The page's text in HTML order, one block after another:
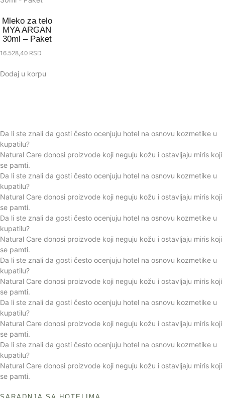
Mleko za telo
MYA ARGAN
30ml – Paket
16.528,40 RSD
Dodaj u korpu
Da li ste znali da gosti često ocenjuju hotel na osnovu kozmetike u
kupatilu?
Natural Care donosi proizvode koji neguju kožu i ostavljaju miris koji
se pamti.
Da li ste znali da gosti često ocenjuju hotel na osnovu kozmetike u
kupatilu?
Natural Care donosi proizvode koji neguju kožu i ostavljaju miris koji
se pamti.
Da li ste znali da gosti često ocenjuju hotel na osnovu kozmetike u
kupatilu?
Natural Care donosi proizvode koji neguju kožu i ostavljaju miris koji
se pamti.
Da li ste znali da gosti često ocenjuju hotel na osnovu kozmetike u
kupatilu?
Natural Care donosi proizvode koji neguju kožu i ostavljaju miris koji
se pamti.
Da li ste znali da gosti često ocenjuju hotel na osnovu kozmetike u
kupatilu?
Natural Care donosi proizvode koji neguju kožu i ostavljaju miris koji
se pamti.
Da li ste znali da gosti često ocenjuju hotel na osnovu kozmetike u
kupatilu?
Natural Care donosi proizvode koji neguju kožu i ostavljaju miris koji
se pamti.